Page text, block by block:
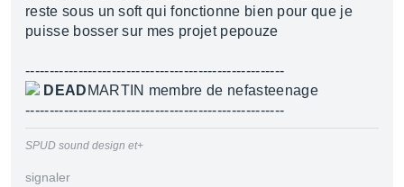
reste sous un soft qui fonctionne bien pour que je
puisse bosser sur mes projet pepouze
------------------------------------------------------
DEAD MARTIN membre de nefasteenage
------------------------------------------------------
SPUD sound design et+
signaler